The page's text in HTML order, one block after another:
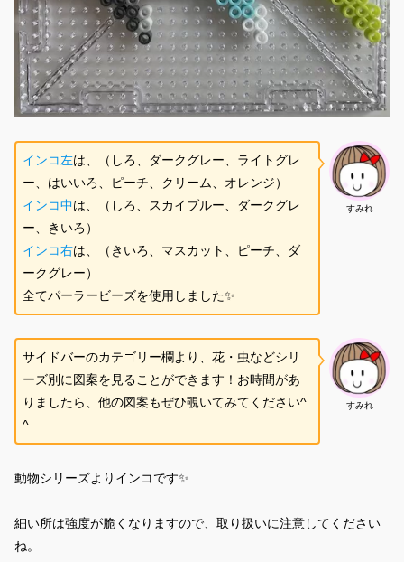
すみれ
インコ左は、（しろ、ダークグレー、ライトグレ
ー、はいいろ、ピーチ、クリーム、オレンジ）
インコ中は、（しろ、スカイブルー、ダークグレ
ー、きいろ）
インコ右は、（きいろ、マスカット、ピーチ、ダ
ークグレー）
全てパーラービーズを使用しました✨
すみれ
サイドバーのカテゴリー欄より、花・虫などシリ
ーズ別に図案を見ることができます！お時間があ
りましたら、他の図案もぜひ覗いてみてください^
^
動物シリーズよりインコです✨
細い所は強度が脆くなりますので、取り扱いに注意してください
ね。